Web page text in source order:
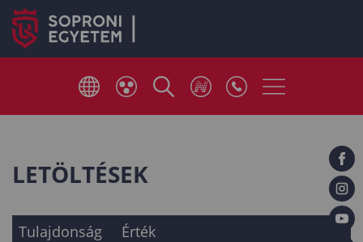
LETÖLTÉSEK
Tulajdonság Érték